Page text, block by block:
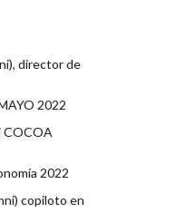
director de
2022
COCOA
2022
copiloto en